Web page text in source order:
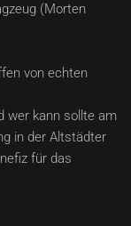
(Morten
von echten
wer kann sollte am
in der Altstädter
für das